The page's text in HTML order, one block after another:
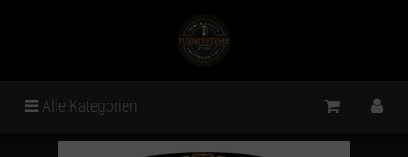
Alle Kategorien